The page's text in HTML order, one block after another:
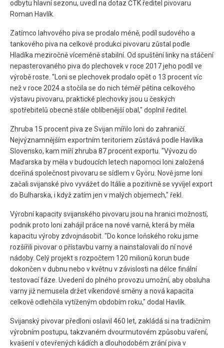
odbytu hlavní sezonu, uvedl na dotaz ČTK ředitel pivovaru
Roman Havlík.
Zatímco lahvového piva se prodalo méně, podíl sudového a
tankového piva na celkové produkci pivovaru zůstal podle
Hladíka meziročně víceméně stabilní. Od spuštění linky na stáčení
nepasterovaného piva do plechovek v roce 2017 jeho podíl ve
výrobě roste. "Loni se plechovek prodalo opět o 13 procent víc
než v roce 2024 a stočila se do nich téměř pětina celkového
výstavu pivovaru, praktické plechovky jsou u českých
spotřebitelů obecně stále oblíbenější obal," doplnil ředitel.
Zhruba 15 procent piva ze Svijan mířilo loni do zahraničí.
Nejvýznamnějším exportním teritoriem zůstává podle Havlíka
Slovensko, kam míří zhruba 87 procent exportu. "Vývozu do
Maďarska by měla v budoucích letech napomoci loni založená
dceřiná společnost pivovaru se sídlem v Györu. Nově jsme loni
začali svijanské pivo vyvážet do Itálie a pozitivně se vyvíjel export
do Bulharska, i když zatím jen v malých objemech," řekl.
Výrobní kapacity svijanského pivovaru jsou na hranici možností,
podnik proto loni zahájil práce na nové varně, která by měla
kapacitu výroby zdvojnásobit. "Do konce loňského roku jsme
rozšířili pivovar o přístavbu varny a nainstalovali do ní nové
nádoby. Celý projekt s rozpočtem 120 milionů korun bude
dokončen v dubnu nebo v květnu v závislosti na délce finální
testovací fáze. Uvedení do plného provozu umožní, aby obsluha
varny již nemusela držet víkendové směny a nová kapacita
celkově odlehčila vytíženým obdobím roku," dodal Havlík.
Svijanský pivovar předloni oslavil 460 let, zakládá si na tradičním
výrobním postupu, takzvaném dvourmutovém způsobu vaření,
kvašení v otevřených kádích a dlouhodobém zrání piva v